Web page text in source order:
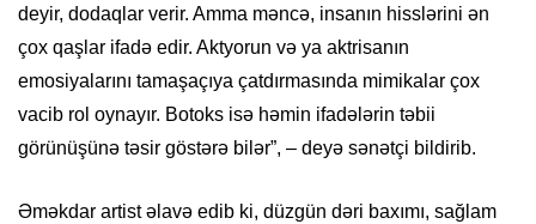
deyir, dodaqlar verir. Amma məncə, insanın hisslərini ən
çox qaşlar ifadə edir. Aktyorun və ya aktrisanın
emosiyalarını tamaşaçıya çatdırmasında mimikalar çox
vacib rol oynayır. Botoks isə həmin ifadələrin təbii
görünüşünə təsir göstərə bilər”, – deyə sənətçi bildirib.
Əməkdar artist əlavə edib ki, düzgün dəri baxımı, sağlam